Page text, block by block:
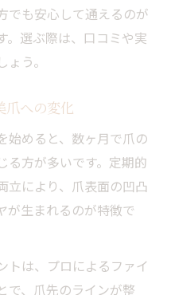
でも安心して通えるのが
。選ぶ際は、口コミや実
う。
爪への変化
始めると、数ヶ月で爪の
る方が多いです。定期的
立により、爪表面の凹凸
が生まれるのが特徴で
トは、プロによるファイ
で、爪先のラインが整